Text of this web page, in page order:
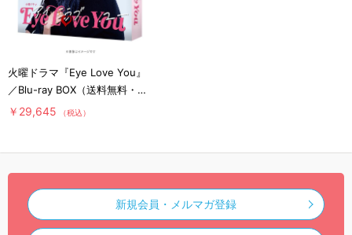
火曜ドラマ『Eye Love You』
／Blu-ray BOX（送料無料・4
枚組）
￥29,645 （税込）
新規会員・メルマガ登録